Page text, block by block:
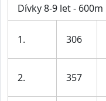
Dívky 8-9 let - 600m
1. 306
2. 357